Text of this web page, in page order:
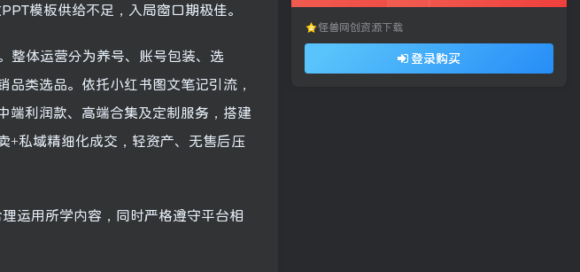
模板供给不足，入局窗口期极佳。
整体运营分为养号、账号包装、选
类选品。依托小红书图文笔记引流，
端利润款、高端合集及定制服务，搭建
+私域精细化成交，轻资产、无售后压
运用所学内容，同时严格遵守平台相
怪兽网创资源下载
登录购买